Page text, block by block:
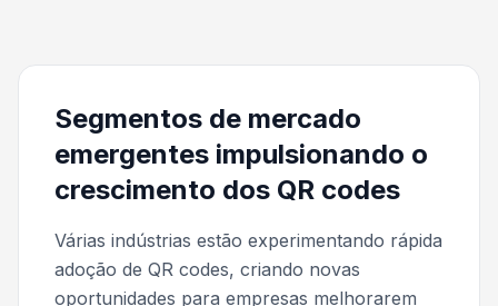
Segmentos de mercado
emergentes impulsionando o
crescimento dos QR codes
Várias indústrias estão experimentando rápida
adoção de QR codes, criando novas
oportunidades para empresas melhorarem